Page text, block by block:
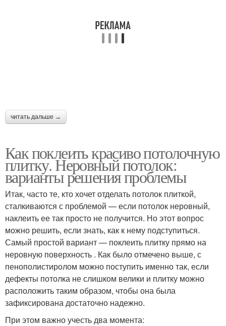
читать дальше →
Как поклеить красиво потолочную
плитку. Неровный потолок:
варианты решения проблемы
Итак, часто те, кто хочет отделать потолок плиткой,
сталкиваются с проблемой — если потолок неровный,
наклеить ее так просто не получится. Но этот вопрос
можно решить, если знать, как к нему подступиться.
Самый простой вариант — поклеить плитку прямо на
неровную поверхность . Как было отмечено выше, с
пенополистиролом можно поступить именно так, если
дефекты потолка не слишком велики и плитку можно
расположить таким образом, чтобы она была
зафиксирована достаточно надежно.
При этом важно учесть два момента: